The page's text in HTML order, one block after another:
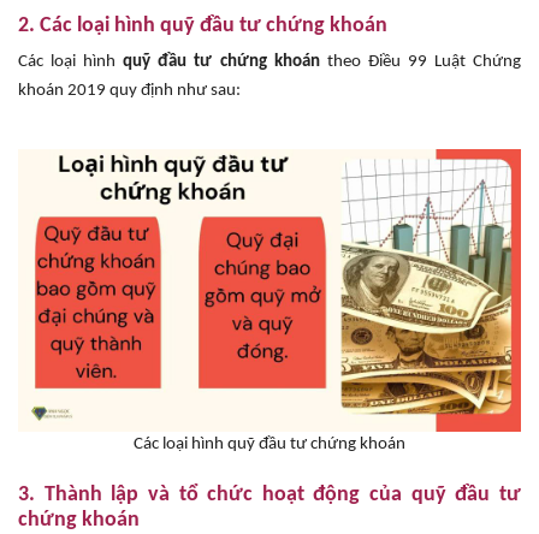
2. Các loại hình quỹ đầu tư chứng khoán
Các loại hìnhquỹ đầu tư chứng khoántheo Điều 99 Luật Chứng
khoán 2019 quy định như sau:
Các loại hình quỹ đầu tư chứng khoán
3. Thành lập và tổ chức hoạt động của quỹ đầu tư
chứng khoán